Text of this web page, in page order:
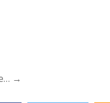
→